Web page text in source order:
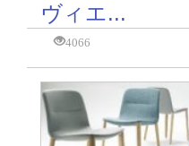
ヴィエ...
4066